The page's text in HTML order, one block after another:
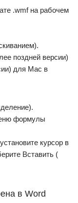
.wmf на рабочем
поздней версии)
для Mac в
формулы
курсор в
Вставить (
в Word